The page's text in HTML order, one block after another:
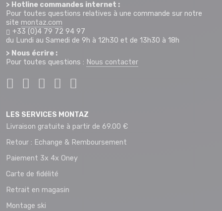
> Hotline commandes internet :
Pour toutes questions relatives à une commande sur notre
site montaz.com
+33 (0)4 79 72 94 97
du Lundi au Samedi de 9h à 12h30 et de 13h30 à 18h
> Nous écrire :
Pour toutes questions : Nous contacter
LES SERVICES MONTAZ
Livraison gratuite à partir de 69.00 €
Retour : Echange & Remboursement
Paiement 3x 4x Oney
Carte de fidélité
Retrait en magasin
Montage ski